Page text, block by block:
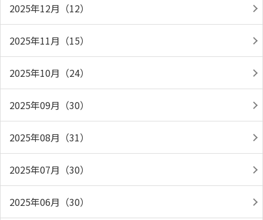
2025年12月（12）
2025年11月（15）
2025年10月（24）
2025年09月（30）
2025年08月（31）
2025年07月（30）
2025年06月（30）